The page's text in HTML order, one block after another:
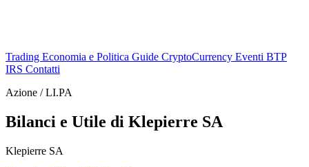
Trading Economia e Politica Guide CryptoCurrency Eventi BTP
IRS Contatti
Azione / LI.PA
Bilanci e Utile di Klepierre SA
Klepierre SA